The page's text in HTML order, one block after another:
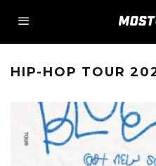
HIP-HOP TOUR